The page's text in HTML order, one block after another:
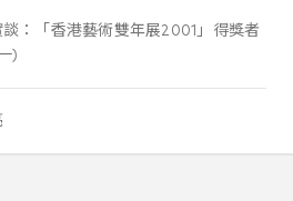
談：「香港藝術雙年展2001」得獎者
)